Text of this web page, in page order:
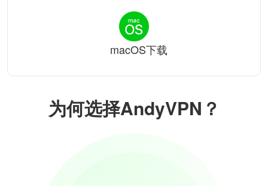
为何选择AndyVPN？
macOS下载